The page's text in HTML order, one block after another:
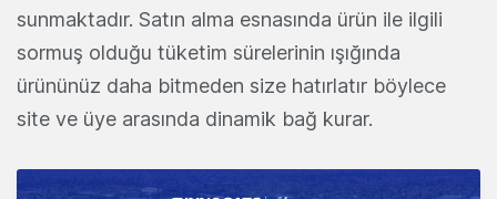
sunmaktadır. Satın alma esnasında ürün ile ilgili
sormuş olduğu tüketim sürelerinin ışığında
ürününüz daha bitmeden size hatırlatır böylece
site ve üye arasında dinamik bağ kurar.